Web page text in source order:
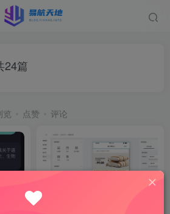
24篇
览 点赞 评论